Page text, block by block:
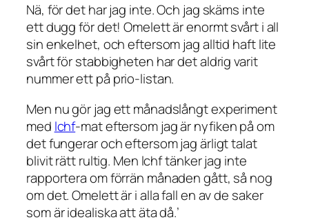
Nä, för det har jag inte. Och jag skäms inte
ett dugg för det! Omelett är enormt svårt i all
sin enkelhet, och eftersom jag alltid haft lite
svårt för stabbigheten har det aldrig varit
nummer ett på prio-listan.
Men nu gör jag ett månadslångt experiment
med lchf-mat eftersom jag är nyfiken på om
det fungerar och eftersom jag ärligt talat
blivit rätt rultig. Men lchf tänker jag inte
rapportera om förrän månaden gått, så nog
om det. Omelett är i alla fall en av de saker
som är idealiska att äta då.’